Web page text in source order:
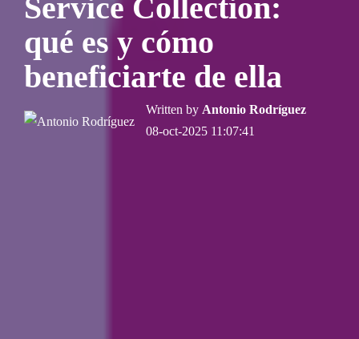
Service Collection:
qué es y cómo
beneficiarte de ella
Written by Antonio Rodríguez
08-oct-2025 11:07:41